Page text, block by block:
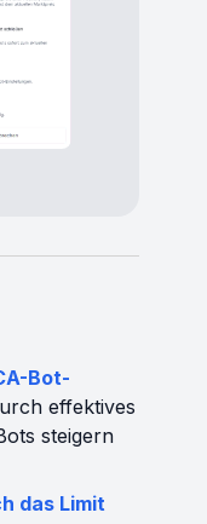
Bot-
effektives
steigern
das Limit